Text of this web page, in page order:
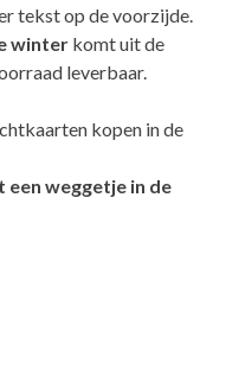
tekst op de voorzijde.
winter komt uit de
leverbaar.
kopen in de
een weggetje in de